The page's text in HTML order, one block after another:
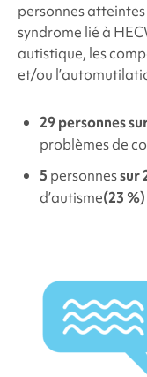
personnes atteintes
syndrome lié à
autistique, les
et/ou
29 personnes
problèmes de
5 personnessur
d’autisme(23 %)